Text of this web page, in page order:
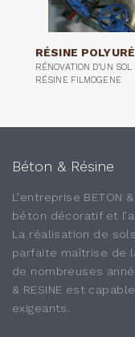
RÉSINE
RÉNOVATION D’UN
RÉSINE FILMOGENE
Béton & Résine
L’entreprise BETON
béton décoratif et
La réalisation de
parfaite maîtrise de
de nombreuses
& RESINE est
exigeants.